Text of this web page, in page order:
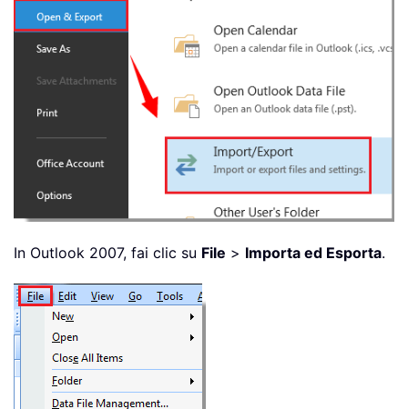
In Outlook 2007, fai clic su File > Importa ed Esporta.